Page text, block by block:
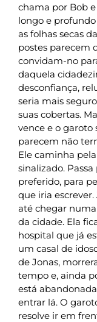
chama por Bob
longo e
as folhas secas
postes parecem
convidam-no
daquela
desconfiança,
seria mais
suas cobertas.
vence e o garoto
parecem não
Ele caminha
sinalizado.
preferido, para
que iria
até chegar
da cidade. Ela
hospital que já
um casal de
de Jonas,
tempo e, ainda
está
entrar lá. O
resolve ir em